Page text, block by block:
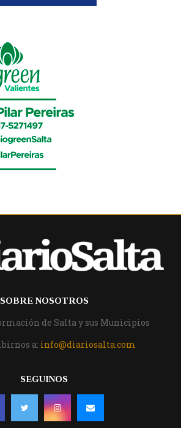
SOBRE NOSOTROS
de Salta y sus Municipios
a: info@diariosalta.com
SEGUINOS